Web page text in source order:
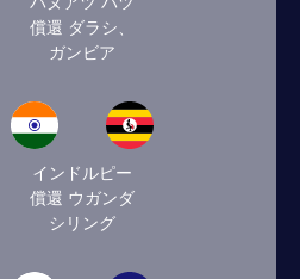
償還 ダラシ、
ガンビア
インドルピー
償還 ウガンダ
シリング